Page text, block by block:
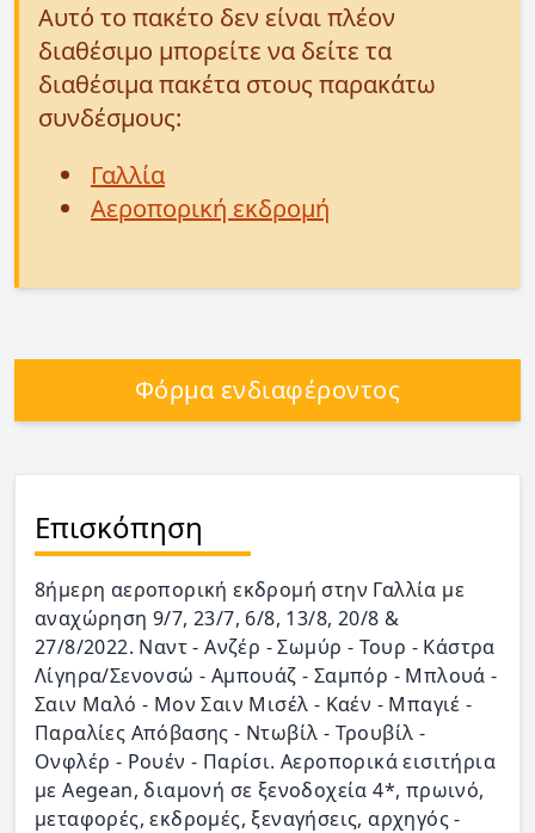
Αυτό το πακέτο δεν είναι πλέον
διαθέσιμο μπορείτε να δείτε τα
διαθέσιμα πακέτα στους παρακάτω
συνδέσμους:
Γαλλία
Αεροπορική εκδρομή
Φόρμα ενδιαφέροντος
Επισκόπηση
8ήμερη αεροπορική εκδρομή στην Γαλλία με
αναχώρηση 9/7, 23/7, 6/8, 13/8, 20/8 &
27/8/2022. Ναντ - Ανζέρ - Σωμύρ - Τουρ - Κάστρα
Λίγηρα/Σενονσώ - Αμπουάζ - Σαμπόρ - Μπλουά -
Σαιν Μαλό - Μον Σαιν Μισέλ - Καέν - Μπαγιέ -
Παραλίες Απόβασης - Ντωβίλ - Τρουβίλ -
Ονφλέρ - Ρουέν - Παρίσι. Αεροπορικά εισιτήρια
με Aegean, διαμονή σε ξενοδοχεία 4*, πρωινό,
μεταφορές, εκδρομές, ξεναγήσεις, αρχηγός -